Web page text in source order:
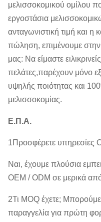
μελισσοκομικού ομίλου
εργοστάσια
ανταγωνιστική τιμή και η
πώληση, επιμένουμε στην
μας: Να είμαστε
πελάτες,παρέχουν μόνο
υψηλής ποιότητας και
μελισσοκομίας.
Ε.Π.Α.
1Προσφέρετε υπηρεσίες
Ναι, έχουμε πλούσια
OEM / ODM σε μερικά
2Τι MOQ έχετε;
παραγγελία για πρώτη